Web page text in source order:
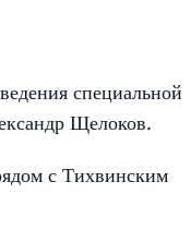
специальной
Щелоков.
с Тихвинским